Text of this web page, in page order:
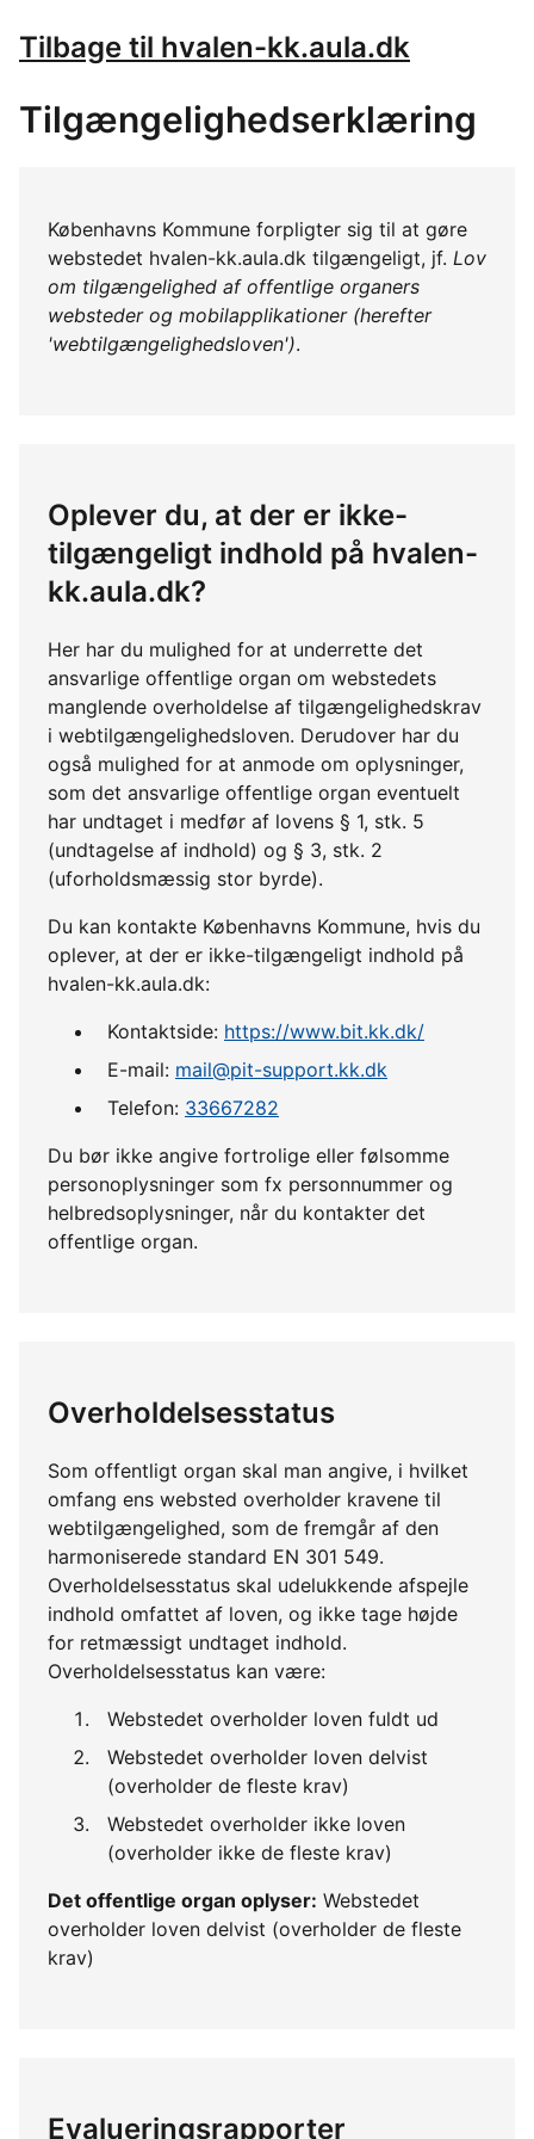
Tilbage til hvalen-kk.aula.dk
Tilgængelighedserklæring
Københavns Kommune forpligter sig til at gøre
webstedet hvalen-kk.aula.dk tilgængeligt, jf. Lov
om tilgængelighed af offentlige organers
websteder og mobilapplikationer (herefter
'webtilgængelighedsloven').
Oplever du, at der er ikke-
tilgængeligt indhold på hvalen-
kk.aula.dk?
Her har du mulighed for at underrette det
ansvarlige offentlige organ om webstedets
manglende overholdelse af tilgængelighedskrav
i webtilgængelighedsloven. Derudover har du
også mulighed for at anmode om oplysninger,
som det ansvarlige offentlige organ eventuelt
har undtaget i medfør af lovens § 1, stk. 5
(undtagelse af indhold) og § 3, stk. 2
(uforholdsmæssig stor byrde).
Du kan kontakte Københavns Kommune, hvis du
oplever, at der er ikke-tilgængeligt indhold på
hvalen-kk.aula.dk:
Kontaktside: https://www.bit.kk.dk/
E-mail: mail@pit-support.kk.dk
Telefon: 33667282
Du bør ikke angive fortrolige eller følsomme
personoplysninger som fx personnummer og
helbredsoplysninger, når du kontakter det
offentlige organ.
Overholdelsesstatus
Som offentligt organ skal man angive, i hvilket
omfang ens websted overholder kravene til
webtilgængelighed, som de fremgår af den
harmoniserede standard EN 301 549.
Overholdelsesstatus skal udelukkende afspejle
indhold omfattet af loven, og ikke tage højde
for retmæssigt undtaget indhold.
Overholdelsesstatus kan være:
Webstedet overholder loven fuldt ud
Webstedet overholder loven delvist
(overholder de fleste krav)
Webstedet overholder ikke loven
(overholder ikke de fleste krav)
Det offentlige organ oplyser: Webstedet
overholder loven delvist (overholder de fleste
krav)
Evalueringsrapporter